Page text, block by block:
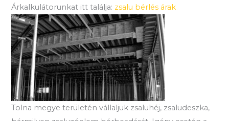
Árkalkulátorunkat itt találja: zsalu bérlés árak
Tolna megye területén vállaljuk zsaluhéj, zsaludeszka,